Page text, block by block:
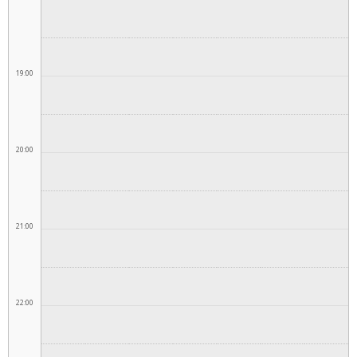
19:00
20:00
21:00
22:00